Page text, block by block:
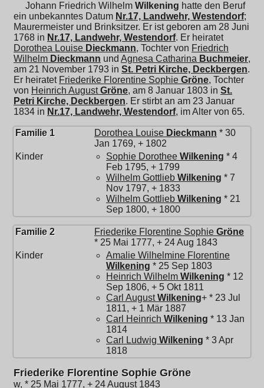
Johann Friedrich Wilhelm Wilkening hatte den Beruf
ein unbekanntes Datum Nr.17, Landwehr, Westendorf;
Maurermeister und Brinksitzer. Er ist geboren am 28 Juni
1768 in Nr.17, Landwehr, Westendorf. Er heiratet
Dorothea Louise Dieckmann, Tochter von Friedrich
Wilhelm Dieckmann und Agnesa Catharina Buchmeier,
am 21 November 1793 in St. Petri Kirche, Deckbergen.
Er heiratet Friederike Florentine Sophie Gröne, Tochter
von Heinrich August Gröne, am 8 Januar 1803 in St.
Petri Kirche, Deckbergen. Er stirbt an am 23 Januar
1834 in Nr.17, Landwehr, Westendorf, im Alter von 65.
Familie 1 Dorothea Louise Dieckmann * 30
Jan 1769, + 1802
Kinder
Sophie Dorothee Wilkening * 4
Feb 1795, + 1799
Wilhelm Gottlieb Wilkening * 7
Nov 1797, + 1833
Wilhelm Gottlieb Wilkening * 21
Sep 1800, + 1800
Familie 2 Friederike Florentine Sophie Gröne
* 25 Mai 1777, + 24 Aug 1843
Kinder
Amalie Wilhelmine Florentine
Wilkening * 25 Sep 1803
Heinrich Wilhelm Wilkening * 12
Sep 1806, + 5 Okt 1811
Carl August Wilkening+ * 23 Jul
1811, + 1 Mär 1887
Carl Heinrich Wilkening * 13 Jan
1814
Carl Ludwig Wilkening * 3 Apr
1818
Friederike Florentine Sophie Gröne
w, * 25 Mai 1777, + 24 August 1843